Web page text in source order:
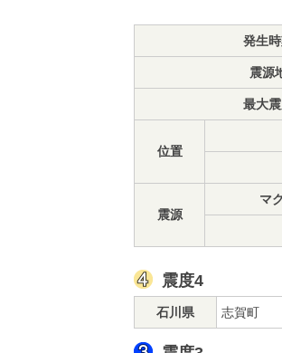
発生時
震源
最大
位置
震源
マ
震度4
石川県 志賀町